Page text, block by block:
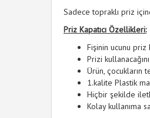
Sadece topraklı priz
Priz Kapatıcı Özellikleri:
Fişinin ucunu priz
Prizi
Ürün, çocukların
1.kalite Plastik
Hiçbir şekilde
Kolay kullanıma